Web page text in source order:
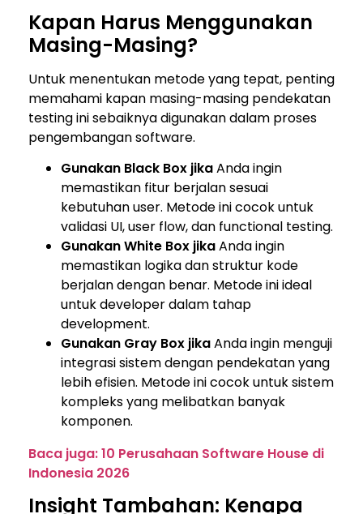
Kapan Harus Menggunakan
Masing-Masing?
Untuk menentukan metode yang tepat, penting
memahami kapan masing-masing pendekatan
testing ini sebaiknya digunakan dalam proses
pengembangan software.
Gunakan Black Box jikaAnda ingin
memastikan fitur berjalan sesuai
kebutuhan user. Metode ini cocok untuk
validasi UI, user flow, dan functional testing.
Gunakan White Box jikaAnda ingin
memastikan logika dan struktur kode
berjalan dengan benar. Metode ini ideal
untuk developer dalam tahap
development.
Gunakan Gray Box jikaAnda ingin menguji
integrasi sistem dengan pendekatan yang
lebih efisien. Metode ini cocok untuk sistem
kompleks yang melibatkan banyak
komponen.
Baca juga: 10 Perusahaan Software House di
Indonesia 2026
Insight Tambahan: Kenapa